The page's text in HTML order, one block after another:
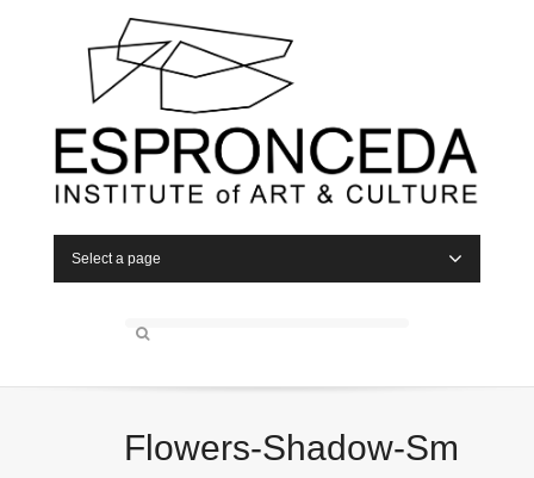
Select a page
Flowers-Shadow-Sm